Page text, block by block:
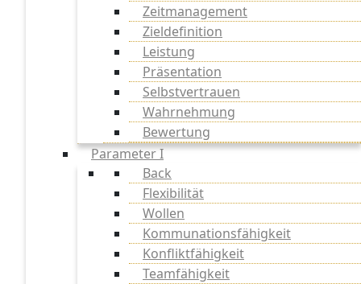
Zeitmanagement
Zieldefinition
Leistung
Präsentation
Selbstvertrauen
Wahrnehmung
Bewertung
Parameter I
Back
Flexibilität
Wollen
Kommunationsfähigkeit
Konfliktfähigkeit
Teamfähigkeit